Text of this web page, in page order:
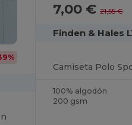
7,00 €21,55 €
Finden & Hales
100% algodón
200 gsm